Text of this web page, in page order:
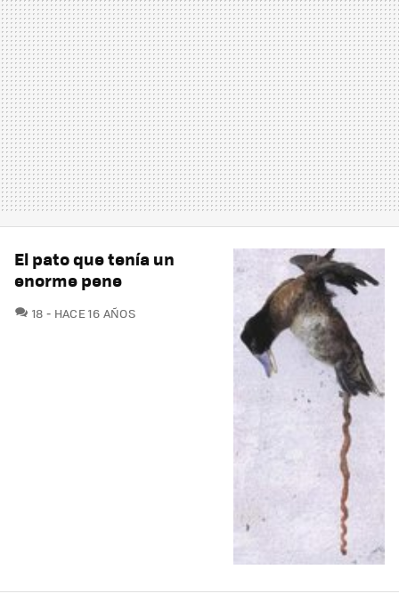
El pato que tenía un
enorme pene
18 COMENTARIOS
HACE 16 AÑOS